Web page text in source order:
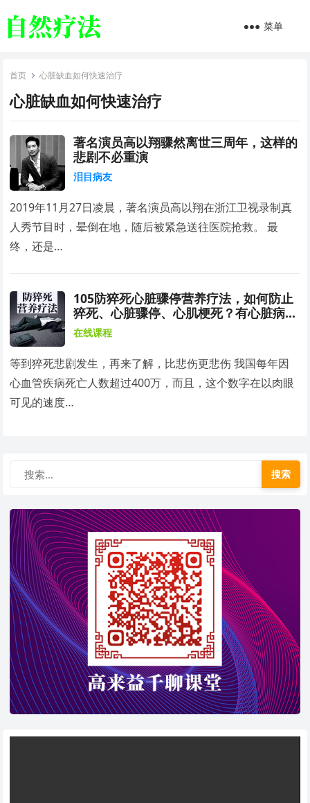
菜单
首页 心脏缺血如何快速治疗
心脏缺血如何快速治疗
著名演员高以翔骤然离世三周年，这样的
悲剧不必重演
泪目病友
2019年11月27日凌晨，著名演员高以翔在浙江卫视录制真
人秀节目时，晕倒在地，随后被紧急送往医院抢救。 最
终，还是…
105防猝死心脏骤停营养疗法，如何防止
猝死、心脏骤停、心肌梗死？有心脏病风
险的人必须知道的方法
在线课程
等到猝死悲剧发生，再来了解，比悲伤更悲伤 我国每年因
心血管疾病死亡人数超过400万，而且，这个数字在以肉眼
可见的速度…
搜索